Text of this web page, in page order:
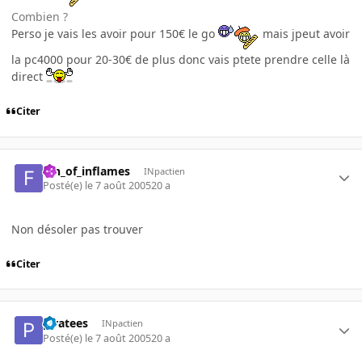
Combien ?
Perso je vais les avoir pour 150€ le go
mais jpeut avoir
la pc4000 pour 20-30€ de plus donc vais ptete prendre celle là
direct
Citer
fan_of_inflames INpactien
Posté(e) le 7 août 200520 a
Non désoler pas trouver
Citer
piratees INpactien
Posté(e) le 7 août 200520 a